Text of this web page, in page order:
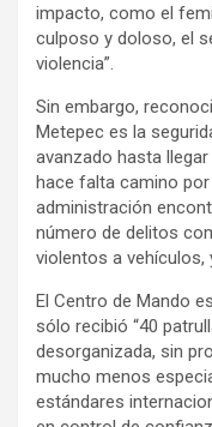
impacto, como el
culposo y doloso, el
violencia”.
Sin embargo,
Metepec es la
avanzado hasta
hace falta camino
administración
número de delitos
violentos a vehículos,
El Centro de Mando
sólo recibió “40
desorganizada, sin
mucho menos
estándares